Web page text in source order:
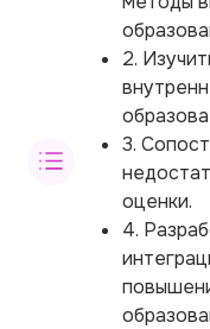
2.
3.
оценки.
4.